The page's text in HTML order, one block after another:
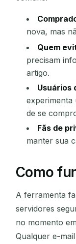
nova, mas
Quem
precisam
artigo.
Usuários
experimenta
de se
Fãs de
manter sua
Como
A ferramenta
servidores
no momento
Qualquer e-